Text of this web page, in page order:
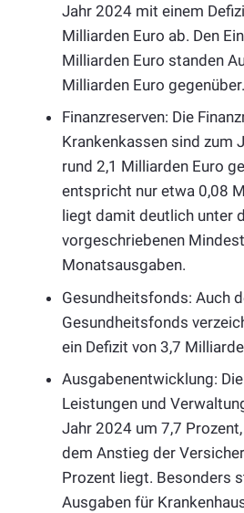
Jahr 2024 mit einem
Milliarden Euro ab. Den
Milliarden Euro standen
Milliarden Euro gegenüber.
Finanzreserven: Die
Krankenkassen sind zum
rund 2,1 Milliarden Euro
entspricht nur etwa 0,08
liegt damit deutlich unter
vorgeschriebenen
Monatsausgaben.
Gesundheitsfonds: Auch
Gesundheitsfonds
ein Defizit von 3,7
Ausgabenentwicklung:
Leistungen und
Jahr 2024 um 7,7
dem Anstieg der
Prozent liegt. Besonders
Ausgaben für